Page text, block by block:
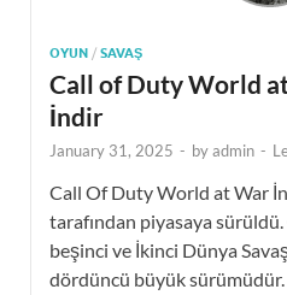
OYUN / SAVAŞ
Call of Duty World
İndir
January 31, 2025 - byadmin -
Call Of Duty World at War
tarafından piyasaya
beşinci ve İkinci Dünya
dördüncü büyük